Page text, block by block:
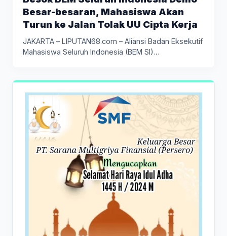
Besar-besaran, Mahasiswa Akan
Turun ke Jalan Tolak UU Cipta Kerja
JAKARTA – LIPUTAN68.com – Aliansi Badan Eksekutif
Mahasiswa Seluruh Indonesia (BEM SI)…